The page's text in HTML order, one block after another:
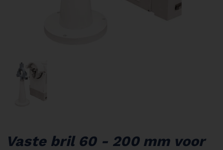
Vaste bril 60 - 200 mm voor